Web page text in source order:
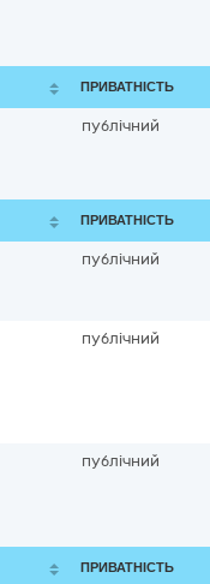
ПРИВАТНІСТЬ
публічний
ПРИВАТНІСТЬ
публічний
публічний
публічний
ПРИВАТНІСТЬ